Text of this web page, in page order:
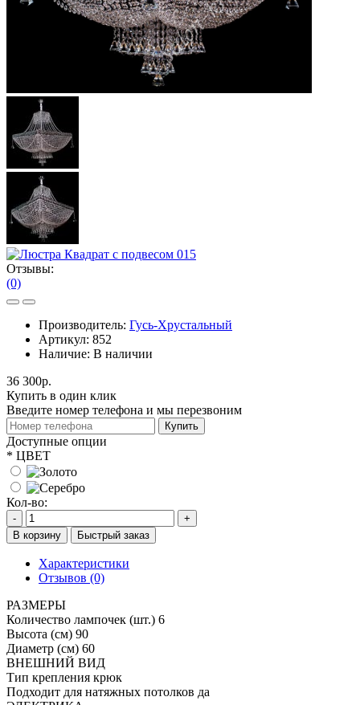
Отзывы:
(0)
Производитель: Гусь-Хрустальный
Артикул: 852
Наличие: В наличии
36 300р.
Купить в один клик
Введите номер телефона и мы перезвоним
Купить
Доступные опции
* ЦВЕТ
Кол-во:
-
+
В корзину
Быстрый заказ
Характеристики
Отзывов (0)
РАЗМЕРЫ
Количество лампочек (шт.) 6
Высота (см) 90
Диаметр (см) 60
ВНЕШНИЙ ВИД
Тип крепления крюк
Подходит для натяжных потолков да